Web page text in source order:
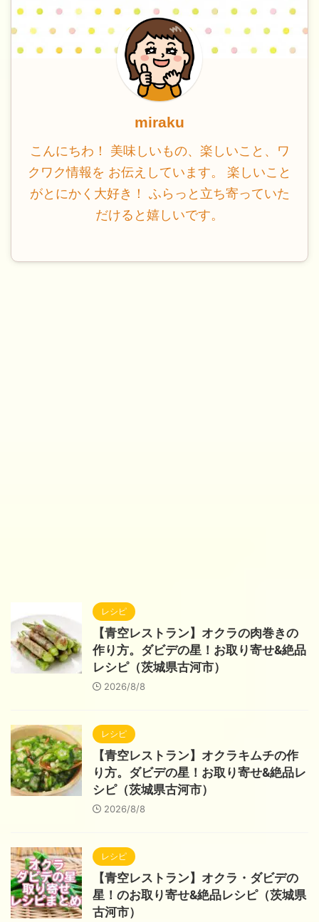
miraku
こんにちわ！ 美味しいもの、楽しいこと、ワ
クワク情報を お伝えしています。 楽しいこと
がとにかく大好き！ ふらっと立ち寄っていた
だけると嬉しいです。
レシピ
【青空レストラン】オクラの肉巻きの
作り方。ダビデの星！お取り寄せ&絶品
レシピ（茨城県古河市）
2026/8/8
レシピ
【青空レストラン】オクラキムチの作
り方。ダビデの星！お取り寄せ&絶品レ
シピ（茨城県古河市）
2026/8/8
レシピ
【青空レストラン】オクラ・ダビデの
星！のお取り寄せ&絶品レシピ（茨城県
古河市）